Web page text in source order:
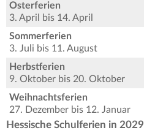
Osterferien
3. April bis 14. April
Sommerferien
3. Juli bis 11. August
Herbstferien
9. Oktober bis 20. Oktober
Weihnachtsferien
27. Dezember bis 12. Januar
Hessische Schulferien in 2029